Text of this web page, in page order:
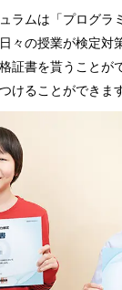
ラムは「プログラ
々の授業が検定対
証書を貰うことが
けることができます